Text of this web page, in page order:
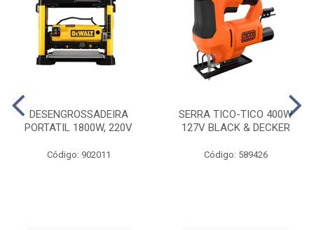
DESENGROSSADEIRA
PORTATIL 1800W, 220V
Código: 902011
SERRA TICO-TICO 400W
127V BLACK & DECKER
Código: 589426